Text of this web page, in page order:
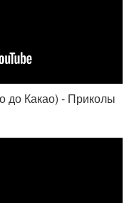
Какао) - Приколы